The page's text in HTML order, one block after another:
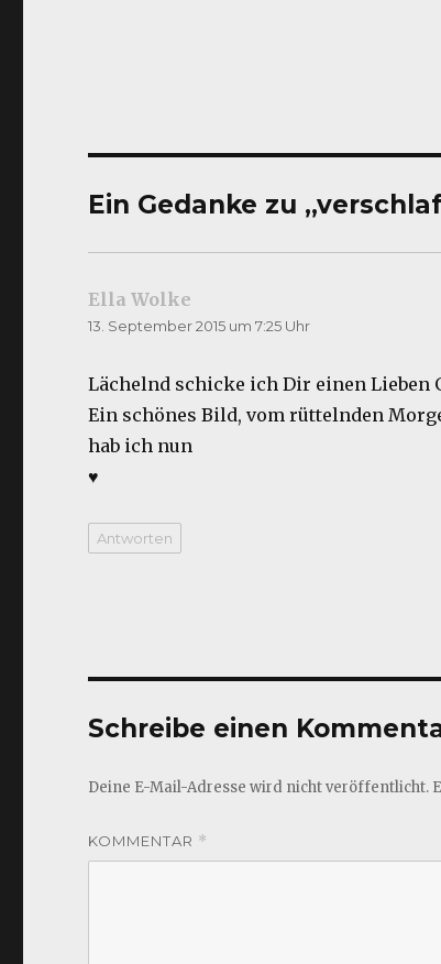
Ein Gedanke zu
Ella Wolke
13. September 2015 um 7:25 Uhr
Lächelnd schicke ich Dir einen Lieben
Ein schönes Bild, vom rüttelnden
hab ich nun
♥
Antworten
Schreibe einen
Deine E-Mail-Adresse wird nicht veröffentlicht.
KOMMENTAR *